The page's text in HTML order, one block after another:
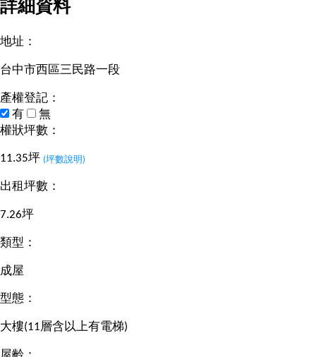
詳細資料
地址：
台中市西區三民路一段
產權登記：
有
無
權狀坪數：
11.35坪 (坪數說明)
出租坪數：
7.26坪
類型：
成屋
型態：
大樓(11層含以上有電梯)